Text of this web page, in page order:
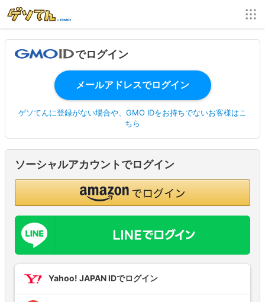
でログイン
ゲソてんに登録がない場合や、GMO IDをお持ちでないお客様はこ
ちら
ソーシャルアカウントでログイン
Yahoo! JAPAN IDでログイン